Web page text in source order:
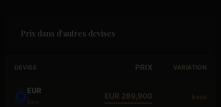
Prix dans d'autres devises
DEVISE PRIX VARIATION
EUR
Euro
EUR 289,900 base